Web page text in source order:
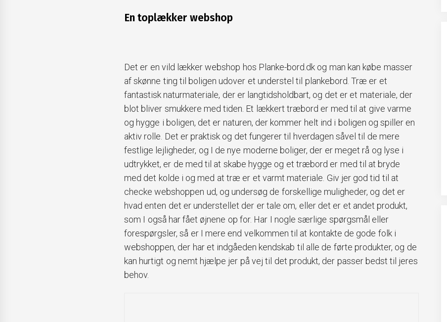
En toplækker webshop
Det er en vild lækker webshop hos Planke-bord.dk og man kan købe masser
af skønne ting til boligen udover et understel til plankebord. Træ er et
fantastisk naturmateriale, der er langtidsholdbart, og det er et materiale, der
blot bliver smukkere med tiden. Et lækkert træbord er med til at give varme
og hygge i boligen, det er naturen, der kommer helt ind i boligen og spiller en
aktiv rolle. Det er praktisk og det fungerer til hverdagen såvel til de mere
festlige lejligheder, og I de nye moderne boliger, der er meget rå og lyse i
udtrykket, er de med til at skabe hygge og et træbord er med til at bryde
med det kolde i og med at træ er et varmt materiale. Giv jer god tid til at
checke webshoppen ud, og undersøg de forskellige muligheder, og det er
hvad enten det er understellet der er tale om, eller det er et andet produkt,
som I også har fået øjnene op for. Har I nogle særlige spørgsmål eller
forespørgsler, så er I mere end velkommen til at kontakte de gode folk i
webshoppen, der har et indgåeden kendskab til alle de førte produkter, og de
kan hurtigt og nemt hjælpe jer på vej til det produkt, der passer bedst til jeres
behov.